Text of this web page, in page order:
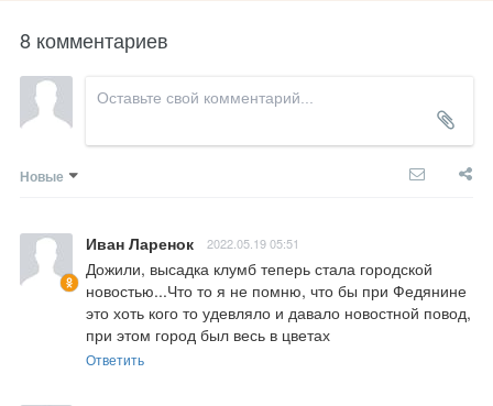
8 комментариев
Новые
Иван Ларенок 2022.05.19 05:51
Дожили, высадка клумб теперь стала городской
новостью...Что то я не помню, что бы при Федянине
это хоть кого то удевляло и давало новостной повод,
при этом город был весь в цветах
Ответить